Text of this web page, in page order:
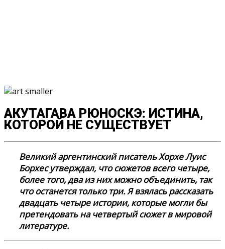
АКУТАГАВА РЮНОСКЭ: ИСТИНА,
КОТОРОЙ НЕ СУЩЕСТВУЕТ
Великий аргентинский писатель Хорхе Луис
Борхес утверждал, что сюжетов всего четыре,
более того, два из них можно объединить, так
что останется только три. Я взялась рассказать
двадцать четыре истории, которые могли бы
претендовать на четвертый сюжет в мировой
литературе.